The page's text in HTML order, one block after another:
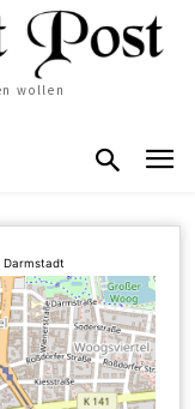
wollen
Darmstadt